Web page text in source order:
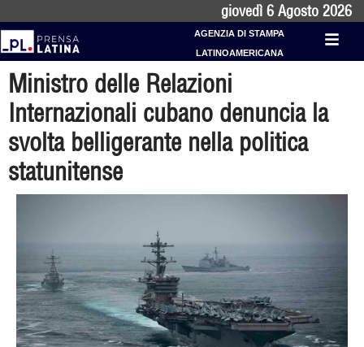
giovedì 6 Agosto 2026
AGENZIA DI STAMPA
LATINOAMERICANA
Ministro delle Relazioni
Internazionali cubano denuncia la
svolta belligerante nella politica
statunitense